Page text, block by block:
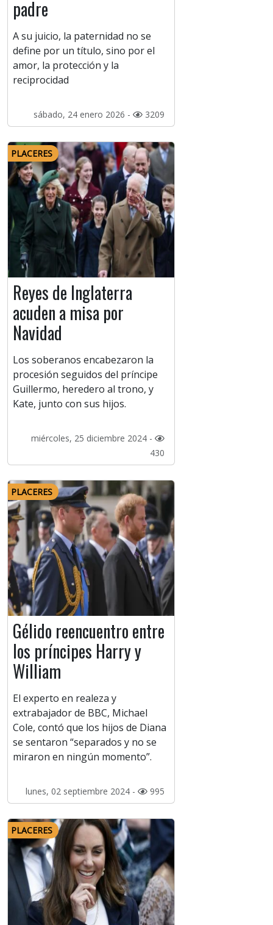
padre
A su juicio, la paternidad no se
define por un título, sino por el
amor, la protección y la
reciprocidad
sábado, 24 enero 2026 - 3209
PLACERES
Reyes de Inglaterra
acuden a misa por
Navidad
Los soberanos encabezaron la
procesión seguidos del príncipe
Guillermo, heredero al trono, y
Kate, junto con sus hijos.
miércoles, 25 diciembre 2024 -
430
PLACERES
Gélido reencuentro entre
los príncipes Harry y
William
El experto en realeza y
extrabajador de BBC, Michael
Cole, contó que los hijos de Diana
se sentaron “separados y no se
miraron en ningún momento”.
lunes, 02 septiembre 2024 - 995
PLACERES